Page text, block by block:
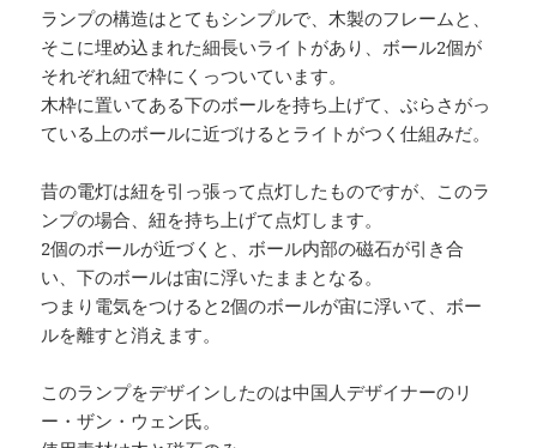
ランプの構造はとてもシンプルで、木製のフレームと、
そこに埋め込まれた細長いライトがあり、ボール2個が
それぞれ紐で枠にくっついています。
木枠に置いてある下のボールを持ち上げて、ぶらさがっ
ている上のボールに近づけるとライトがつく仕組みだ。
昔の電灯は紐を引っ張って点灯したものですが、このラ
ンプの場合、紐を持ち上げて点灯します。
2個のボールが近づくと、ボール内部の磁石が引き合
い、下のボールは宙に浮いたままとなる。
つまり電気をつけると2個のボールが宙に浮いて、ボー
ルを離すと消えます。
このランプをデザインしたのは中国人デザイナーのリ
ー・ザン・ウェン氏。